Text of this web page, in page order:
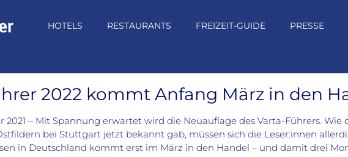
HOTELS RESTAURANTS FREIZEIT-GUIDE PRESSE
2022 kommt Anfang März in den
2021 – Mit Spannung erwartet wird die Neuauflage des Varta-Führers.
bei Stuttgart jetzt bekannt gab, müssen sich die Leser:innen
in Deutschland kommt erst im März in den Handel – und damit drei